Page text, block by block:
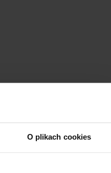
O plikach cookies